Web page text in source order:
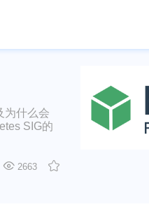
为什么会
SIG的
2663